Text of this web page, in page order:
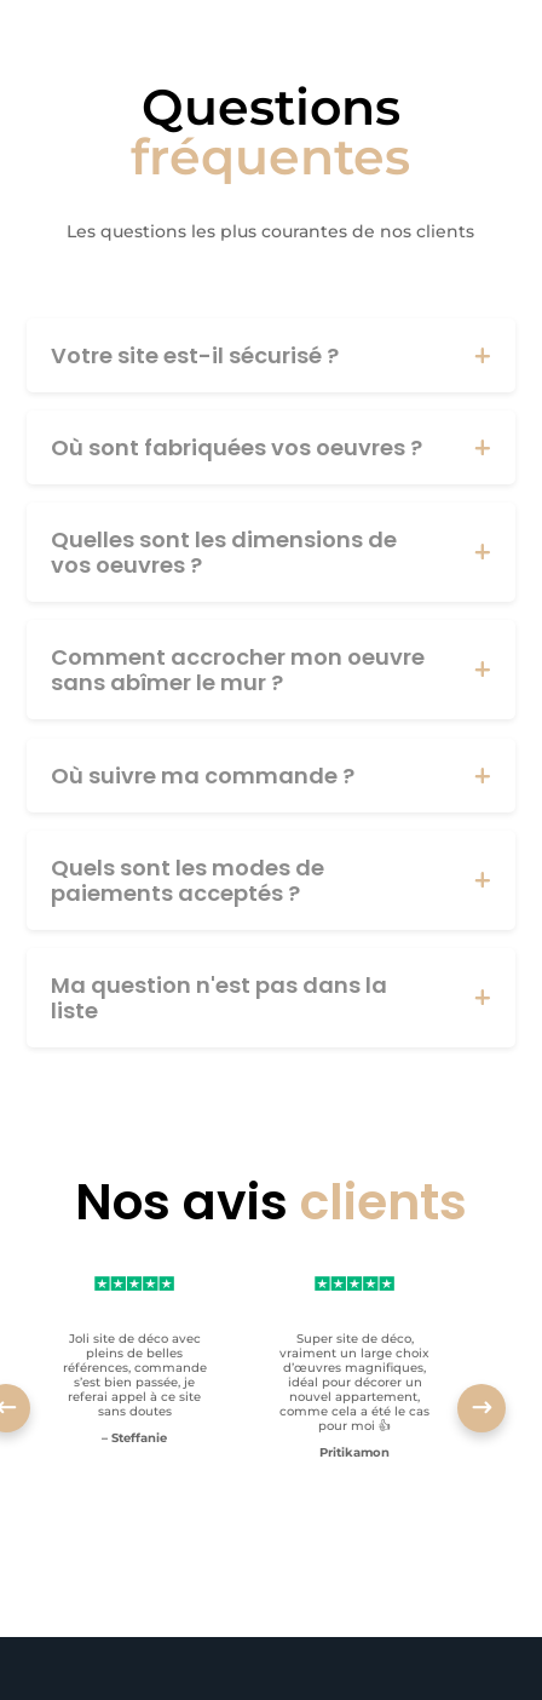
Questions
fréquentes
Les questions les plus courantes de nos clients
Votre site est-il sécurisé ?
Où sont fabriquées vos oeuvres ?
Quelles sont les dimensions de
vos oeuvres ?
Comment accrocher mon oeuvre
sans abîmer le mur ?
Où suivre ma commande ?
Quels sont les modes de
paiements acceptés ?
Ma question n'est pas dans la
liste
Nos avis clients
Joli site de déco avec
pleins de belles
références, commande
s’est bien passée, je
referai appel à ce site
sans doutes
– Steffanie
Super site de déco,
vraiment un large choix
d’œuvres magnifiques,
idéal pour décorer un
nouvel appartement,
comme cela a été le cas
pour moi 👍
Pritikamon